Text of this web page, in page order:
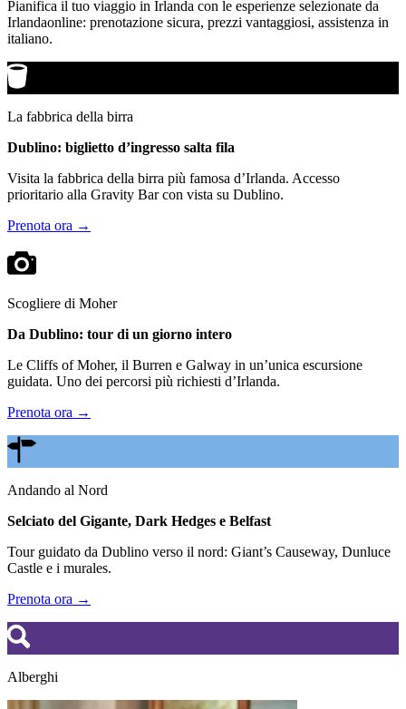
Pianifica il tuo viaggio in Irlanda con le esperienze selezionate da
Irlandaonline: prenotazione sicura, prezzi vantaggiosi, assistenza in
italiano.
La fabbrica della birra
Dublino: biglietto d’ingresso salta fila
Visita la fabbrica della birra più famosa d’Irlanda. Accesso
prioritario alla Gravity Bar con vista su Dublino.
Prenota ora →
Scogliere di Moher
Da Dublino: tour di un giorno intero
Le Cliffs of Moher, il Burren e Galway in un’unica escursione
guidata. Uno dei percorsi più richiesti d’Irlanda.
Prenota ora →
Andando al Nord
Selciato del Gigante, Dark Hedges e Belfast
Tour guidato da Dublino verso il nord: Giant’s Causeway, Dunluce
Castle e i murales.
Prenota ora →
Alberghi